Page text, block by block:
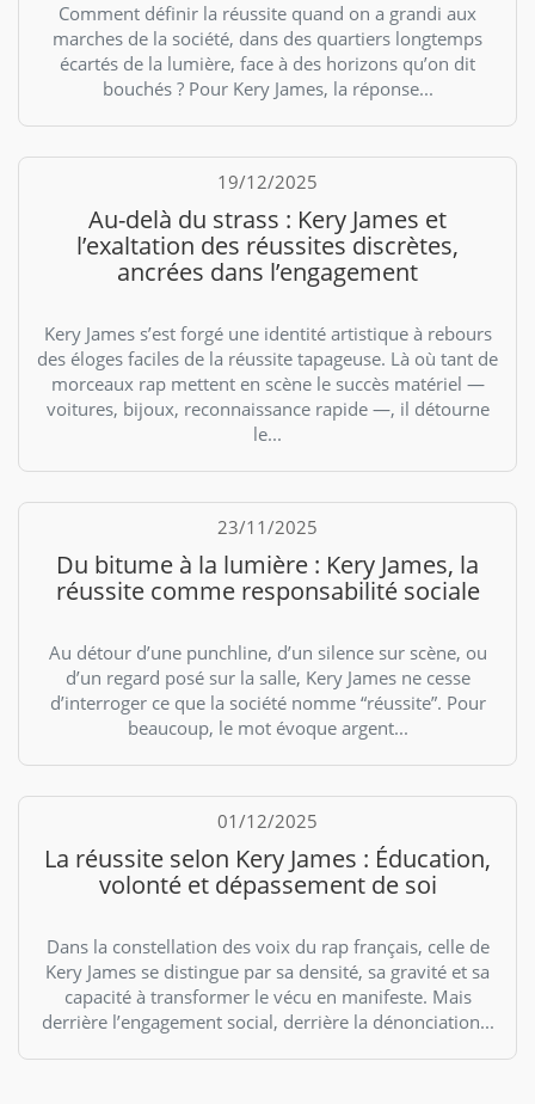
Comment définir la réussite quand on a grandi aux
marches de la société, dans des quartiers longtemps
écartés de la lumière, face à des horizons qu’on dit
bouchés ? Pour Kery James, la réponse...
19/12/2025
Au-delà du strass : Kery James et
l’exaltation des réussites discrètes,
ancrées dans l’engagement
Kery James s’est forgé une identité artistique à rebours
des éloges faciles de la réussite tapageuse. Là où tant de
morceaux rap mettent en scène le succès matériel —
voitures, bijoux, reconnaissance rapide —, il détourne
le...
23/11/2025
Du bitume à la lumière : Kery James, la
réussite comme responsabilité sociale
Au détour d’une punchline, d’un silence sur scène, ou
d’un regard posé sur la salle, Kery James ne cesse
d’interroger ce que la société nomme “réussite”. Pour
beaucoup, le mot évoque argent...
01/12/2025
La réussite selon Kery James : Éducation,
volonté et dépassement de soi
Dans la constellation des voix du rap français, celle de
Kery James se distingue par sa densité, sa gravité et sa
capacité à transformer le vécu en manifeste. Mais
derrière l’engagement social, derrière la dénonciation...